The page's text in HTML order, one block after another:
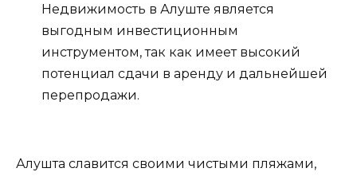
Недвижимость в Алуште является
выгодным инвестиционным
инструментом, так как имеет высокий
потенциал сдачи в аренду и дальнейшей
перепродажи.
Алушта славится своими чистыми пляжами,